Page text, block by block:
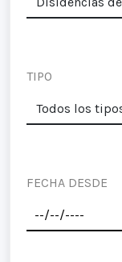
TIPO
FECHA DESDE